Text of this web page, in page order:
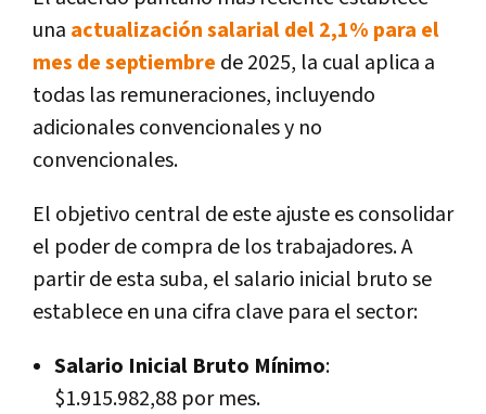
una actualización salarial del 2,1% para el
mes de septiembre de 2025, la cual aplica a
todas las remuneraciones, incluyendo
adicionales convencionales y no
convencionales.
El objetivo central de este ajuste es consolidar
el poder de compra de los trabajadores. A
partir de esta suba, el salario inicial bruto se
establece en una cifra clave para el sector:
Salario Inicial Bruto Mínimo:
$1.915.982,88 por mes.